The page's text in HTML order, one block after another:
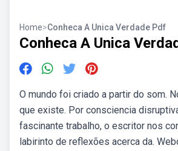
Home>Conheca A Unica Verdade Pdf
Conheca A Unica
O mundo foi criado a partir do som.
que existe. Por consciencia
fascinante trabalho, o escritor nos
labirinto de reflexões acerca da.